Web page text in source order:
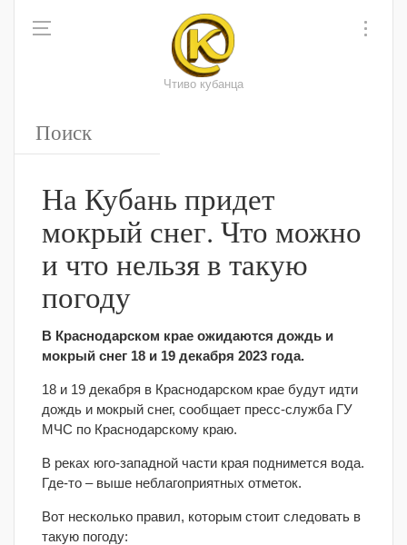
Чтиво кубанца
На Кубань придет
мокрый снег. Что можно
и что нельзя в такую
погоду
В Краснодарском крае ожидаются дождь и
мокрый снег 18 и 19 декабря 2023 года.
18 и 19 декабря в Краснодарском крае будут идти
дождь и мокрый снег, сообщает пресс-служба ГУ
МЧС по Краснодарскому краю.
В реках юго-западной части края поднимется вода.
Где-то – выше неблагоприятных отметок.
Вот несколько правил, которым стоит следовать в
такую погоду: